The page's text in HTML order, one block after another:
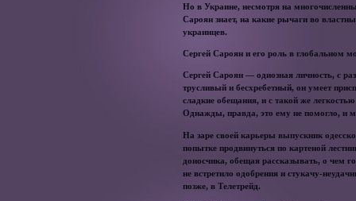
Но в Украине, несмотря на
Сароян знает, на какие рычаги во
украинцев.
Сергей Сароян и его роль в глобальном
Сергей Сароян — одиозная личность, с
трусливый и бесхребетный, он умеет
сладкие обещания, и с такой же легкостью
Однажды, правда, это ему не помогло, и
На заре своей карьеры выпускник
попытке продвинуться по картеной
доносчика, обещая рассказывать, о чем
не встретило одобрения и стукачу-
позже, в Телетрейд.